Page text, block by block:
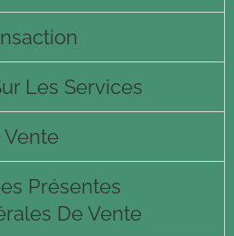
Les Services
Vente
Présentes
De Vente